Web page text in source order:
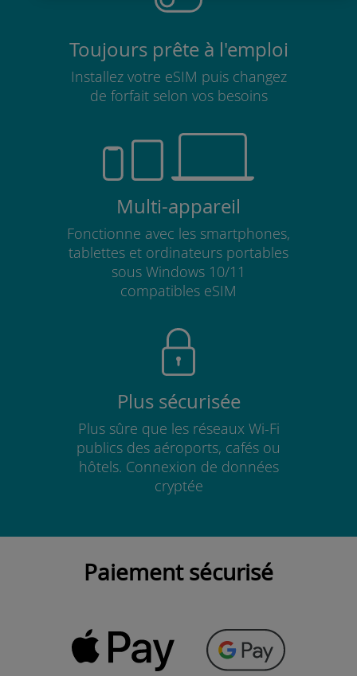
Toujours prête à l'emploi
Installez votre eSIM puis changez
de forfait selon vos besoins
Multi-appareil
Fonctionne avec les smartphones,
tablettes et ordinateurs portables
sous Windows 10/11
compatibles eSIM
Plus sécurisée
Plus sûre que les réseaux Wi-Fi
publics des aéroports, cafés ou
hôtels. Connexion de données
cryptée
Paiement sécurisé